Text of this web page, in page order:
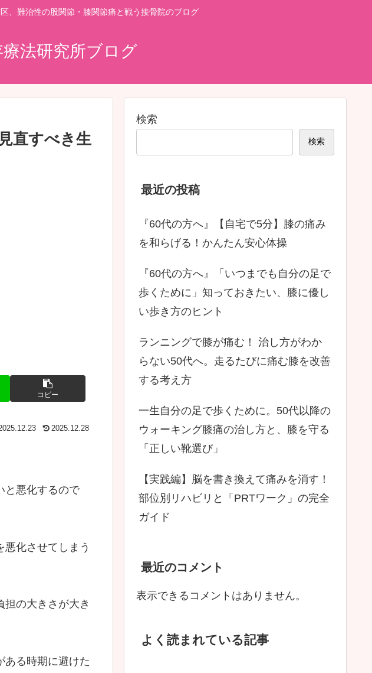
、難治性の股関節・膝関節痛と戦う接骨院のブログ
法研究所ブログ
直すべき生
コピー
2025.12.28
と悪化するので
化させてしまう
の大きさが大き
ある時期に避けた
検索
検索
最近の投稿
『60代の方へ』【自宅で5分】膝の痛み
を和らげる！かんたん安心体操
『60代の方へ』「いつまでも自分の足で
歩くために」知っておきたい、膝に優し
い歩き方のヒント
ランニングで膝が痛む！ 治し方がわか
らない50代へ。走るたびに痛む膝を改善
する考え方
一生自分の足で歩くために。50代以降の
ウォーキング膝痛の治し方と、膝を守る
「正しい靴選び」
【実践編】脳を書き換えて痛みを消す！
部位別リハビリと「PRTワーク」の完全
ガイド
最近のコメント
表示できるコメントはありません。
よく読まれている記事